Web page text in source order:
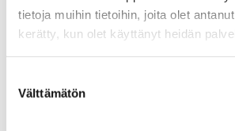
tietoja muihin tietoihin, joita olet
kerätty, kun olet käyttänyt heidän
valinta
Välttämätön
Tomi Viitala
tomi.viitala@chamber.fi